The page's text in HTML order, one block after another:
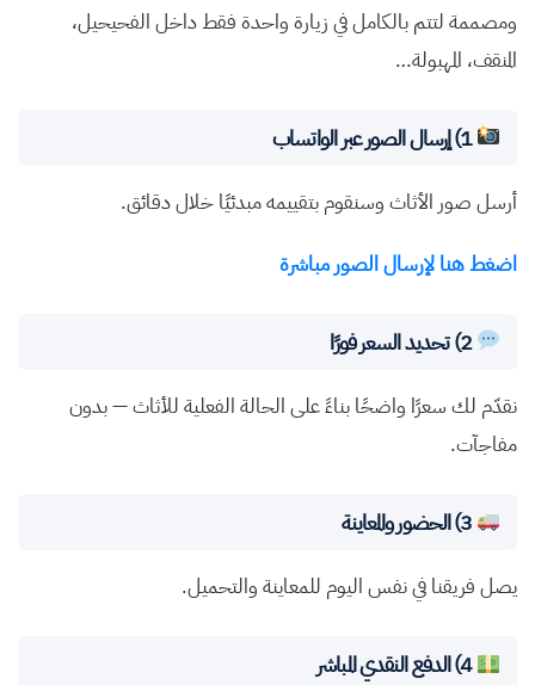
ومصممة لتتم بالكامل في زيارة واحدة فقط داخل الفحيحيل،
المنقف، المهبولة…
1) إرسال الصور عبر الواتساب
أرسل صور الأثاث وسنقوم بتقييمه مبدئيًا خلال دقائق.
اضغط هنا لإرسال الصور مباشرة
2) تحديد السعر فورًا
نقدّم لك سعرًا واضحًا بناءً على الحالة الفعلية للأثاث — بدون
مفاجآت.
يصل فريقنا في نفس اليوم للمعاينة والتحميل.
4) الدفع النقدي المباشر